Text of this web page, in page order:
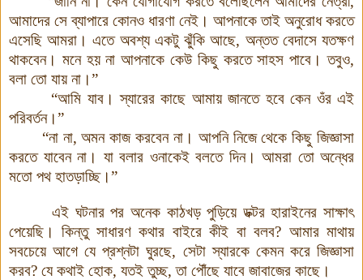
আমাদের সে ব্যাপারে কোনও ধারণা নেই । আপনাকে তাই অনুরোধ করতে
এসেছি আমরা । এতে অবশ্য একটু ঝুঁকি আছে, অন্তত বেদাসে যতক্ষণ
থাকবেন। মনে হয় না আপনাকে কেউ কিছু করতে সাহস পাবে । তবুও,
বলা তো যায় না ।”
“আমি যাব। স্যারের কাছে আমায় জানতে হবে কেন ওঁর এই
পরিবর্তন।”
“না না,অমন কাজ করবেন না। আপনি নিজে থেকে কিছু জিজ্ঞাসা
করতে যাবেন না । যা বলার ওনাকেই বলতে দিন। আমরা তো অন্ধের
মতো পথ হাতড়াচ্ছি।”
এই ঘটনার পর অনেক কাঠখড় পুড়িয়ে ডক্টর হারাইনের সাক্ষাৎ
পেয়েছি । কিন্তু সাধারণ কথার বাইরে কীই বা বলব? আমার মাথায়
সবচেয়ে আগে যে প্রশ্নটা ঘুরছে, সেটা স্যারকে কেমন করে জিজ্ঞাসা
করব? যে কথাই হোক, যতই তুচ্ছ,তা পৌঁছে যাবে জাবাজের কাছে ।